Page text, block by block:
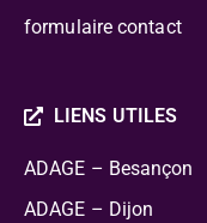
formulaire contact
LIENS UTILES
ADAGE – Besançon
ADAGE – Dijon